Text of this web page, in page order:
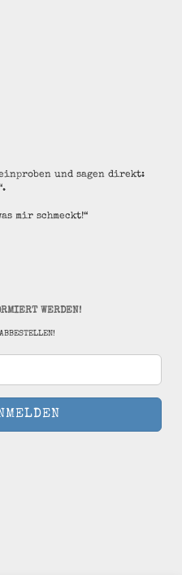
und sagen direkt:
mir schmeckt!“
WERDEN!